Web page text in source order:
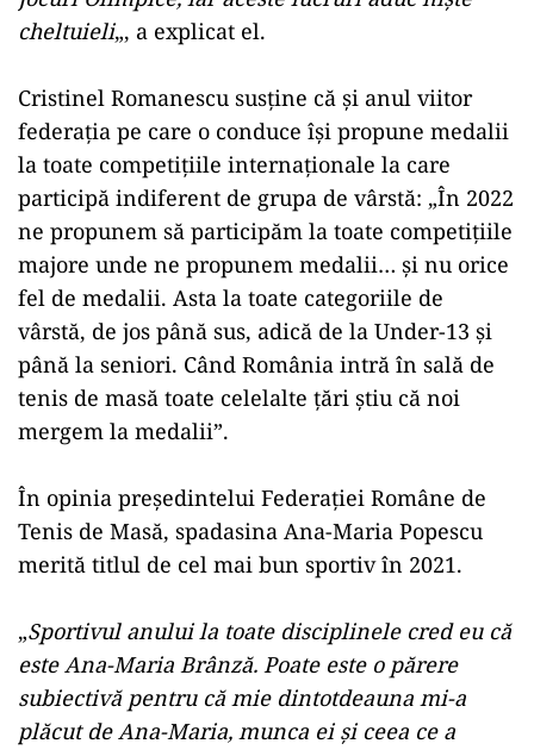
cheltuieli„, a explicat el.
Cristinel Romanescu susţine că şi anul viitor
federaţia pe care o conduce îşi propune medalii
la toate competiţiile internaţionale la care
participă indiferent de grupa de vârstă: „În 2022
ne propunem să participăm la toate competiţiile
majore unde ne propunem medalii… şi nu orice
fel de medalii. Asta la toate categoriile de
vârstă, de jos până sus, adică de la Under-13 şi
până la seniori. Când România intră în sală de
tenis de masă toate celelalte ţări ştiu că noi
mergem la medalii”.
În opinia preşedintelui Federaţiei Române de
Tenis de Masă, spadasina Ana-Maria Popescu
merită titlul de cel mai bun sportiv în 2021.
„Sportivul anului la toate disciplinele cred eu că
este Ana-Maria Brânză. Poate este o părere
subiectivă pentru că mie dintotdeauna mi-a
plăcut de Ana-Maria, munca ei şi ceea ce a